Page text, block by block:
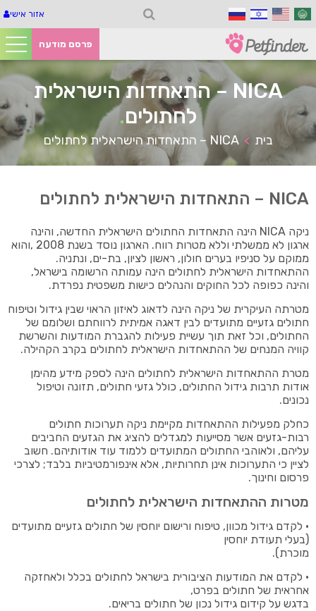
אזור אישי
פרסם מודעה
NICA – התאחדות הישראלית
לחתולים.
בית > NICA – התאחדות הישראלית לחתולים
NICA – התאחדות הישראלית לחתולים
ניקה NICA הינה התאחדות החתולים הישראלית החדשה, והינה
ארגון לא ממשלתי וללא מטרות רווח. הארגון נוסד בשנת 2008 ,והוא
ממוקם על סניפיו בערים חולון, ראשון לציון, בת-ים, ונתניה.
ההתאחדות הישראלית לחתולים הינה עמותה הרשומה בישראל,
והינה כפופה לכל החוקים והנהלים כישות משפטית נפרדת.
מטרתה העיקרית של ניקה הינה לדאוג לאיזון הראוי שבין גידול וטיפוח
חתולים גזעיים מתועדים לבין דאגה אמיתית לרווחתם ושלומם של
החתולים, וכל זאת תוך עשיית פעילות להגברת המודעות והשרשת
קוויה המנחים של ההתאחדות הישראלית לחתולים בקרב הקהילה.
מטרת ההתאחדות הישראלית לחתולים הינה לספק מידע מהימן
אודות תרבות גידול החתולים, כולל גזעי חתולים, תזונה וטיפול
נכונים.
כחלק מפעילות ההתאחדות מקיימת ניקה תערוכות חתולים
רבות-גזעים אשר מסייעות למגדלים להציג את הגזעים החביבים
עליהם, ולאוהבי החתולים המתועדים ללמוד עוד אודותיהם. חשוב
לציין כי התערוכות אינן תחרותיות, אלא אינפורמטיביות בלבד; לצרכי
פרסום וחינוך.
מטרות ההתאחדות הישראלית לחתולים
• לקדם גידול מכוון, טיפוח ורישום יוחסין של חתולים גזעיים מתועדים
(בעלי תעודת יוחסין
מוכרת).
• לקדם את המודעות הציבורית בישראל לחתולים בכלל ולאחזקה
אחראית של חתולים בפרט,
בדגש על קידום גידול נכון של חתולים בריאים.